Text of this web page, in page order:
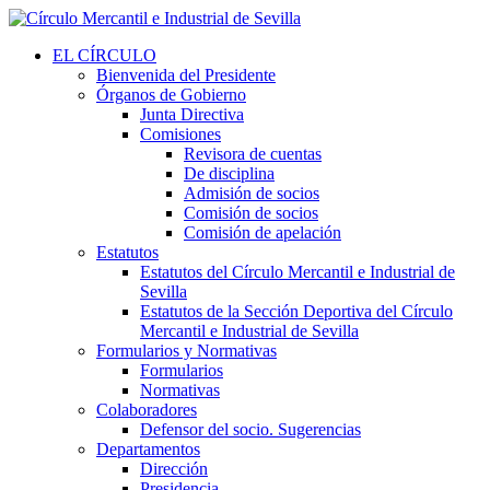
EL CÍRCULO
Bienvenida del Presidente
Órganos de Gobierno
Junta Directiva
Comisiones
Revisora de cuentas
De disciplina
Admisión de socios
Comisión de socios
Comisión de apelación
Estatutos
Estatutos del Círculo Mercantil e Industrial de
Sevilla
Estatutos de la Sección Deportiva del Círculo
Mercantil e Industrial de Sevilla
Formularios y Normativas
Formularios
Normativas
Colaboradores
Defensor del socio. Sugerencias
Departamentos
Dirección